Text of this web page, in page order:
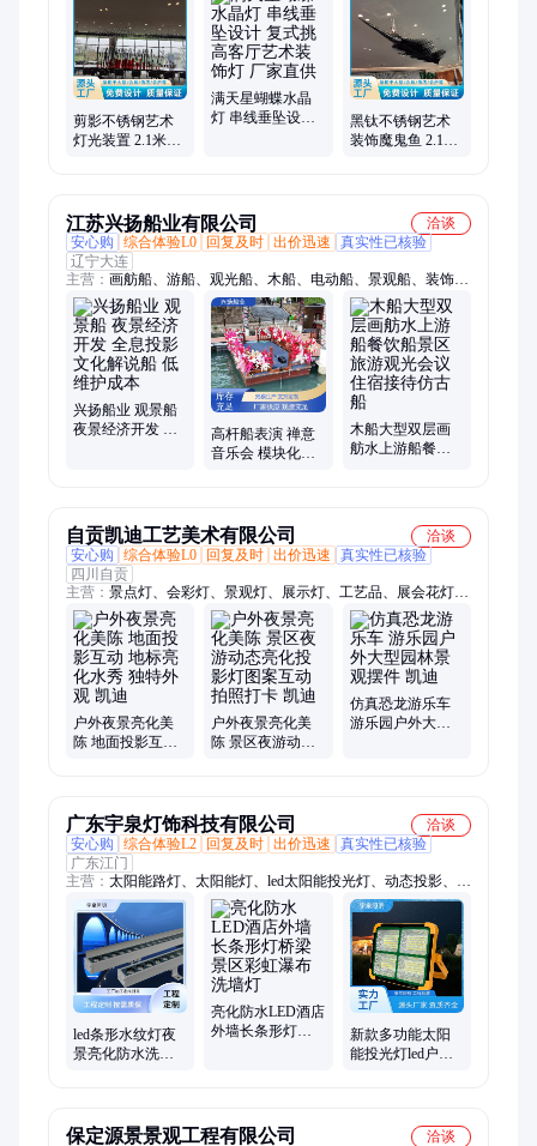
程、瀑布灯、吊顶定制、现代水晶吸顶灯、蝴蝶造型水晶灯、酒
店吊灯、蝴蝶艺术水晶灯
剪影不锈钢艺术
灯光装置 2.1米投
满天星蝴蝶水晶
灯 串线垂坠设计
黑钛不锈钢艺术
装饰魔鬼鱼 2.1米
江苏兴扬船业有限公司
洽谈
安心购
综合体验L0 回复及时 出价迅速
真实性已核验
辽宁大连
主营： 画舫船、游船、观光船、木船、电动船、景观船、装饰
船、铝合金船、钓鱼船、路亚艇、保洁船、玻璃钢船、欧式船、
乌篷船、铝合金快艇、休闲快艇、房船、餐饮船、钓鱼艇、渔
船、表演船、住宿船
兴扬船业 观景船
夜景经济开发 全
高杆船表演 禅意
音乐会 模块化拼
木船大型双层画
舫水上游船餐饮
自贡凯迪工艺美术有限公司
洽谈
安心购
综合体验L0 回复及时 出价迅速
真实性已核验
四川自贡
主营： 景点灯、会彩灯、景观灯、展示灯、工艺品、展会花灯、
古镇灯会、特色灯会、主题灯会、动物装饰、卡通雕塑、仿铜雕
塑、景观摆件、新年彩灯、户外彩灯、氛围装饰、民俗彩灯、亮
化装饰、节日彩灯、欧式雕塑、春节花灯、彩灯花灯、人物雕
塑、动物雕塑、景观雕塑
户外夜景亮化美
陈 地面投影互动
户外夜景亮化美
陈 景区夜游动态
仿真恐龙游乐车
游乐园户外大型
广东宇泉灯饰科技有限公司
洽谈
安心购
综合体验L2 回复及时 出价迅速
真实性已核验
广东江门
主营： 太阳能路灯、太阳能灯、led太阳能投光灯、动态投影、
led太阳能龟背灯、太阳能洗墙灯、led投光灯、路灯头、户外景
观亮化、led路灯头、户外洗墙灯、led线条灯、景观灯、led太阳
能灯带、led景观灯、路灯灯杆、柱头灯、应急油站灯、工矿灯、
中华灯、应急灯、隧道灯、草坪灯、玉兰灯、庭院灯、户外投射
灯
led条形水纹灯夜
景亮化防水洗墙
亮化防水LED酒店
外墙长条形灯桥
新款多功能太阳
能投光灯led户外
保定源景景观工程有限公司 洽谈